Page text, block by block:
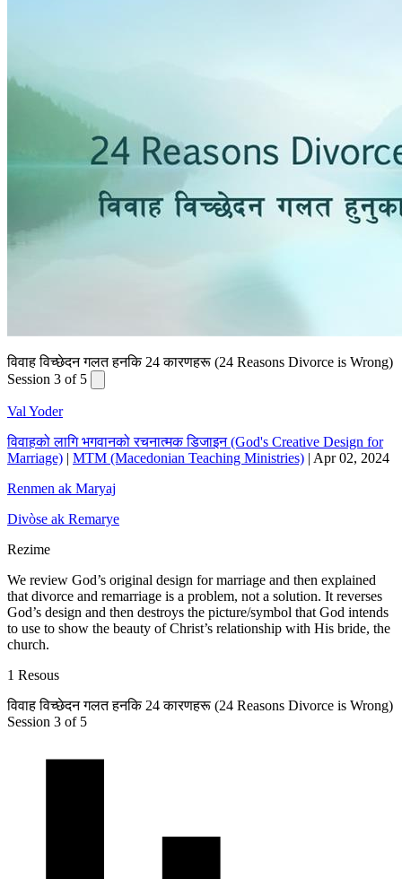
विवाह विच्छेदन गलत हनकि 24 कारणहरू (24 Reasons Divorce is Wrong)
Session 3 of 5
Val Yoder
विवाहको लागि भगवानको रचनात्मक डिजाइन (God's Creative Design for
Marriage) | MTM (Macedonian Teaching Ministries) | Apr 02, 2024
Renmen ak Maryaj
Divòse ak Remarye
Rezime
We review God’s original design for marriage and then explained
that divorce and remarriage is a problem, not a solution. It reverses
God’s design and then destroys the picture/symbol that God intends
to use to show the beauty of Christ’s relationship with His bride, the
church.
1 Resous
विवाह विच्छेदन गलत हनकि 24 कारणहरू (24 Reasons Divorce is Wrong)
Session 3 of 5